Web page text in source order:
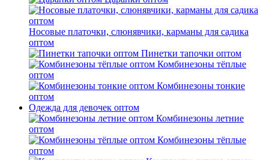
Носовые платочки, слюнявчики, карманы для садика
оптом
Пинетки тапочки оптом
Комбинезоны тёплые
оптом
Комбинезоны тонкие
оптом
Одежда для девочек оптом
Комбинезоны летние
оптом
Комбинезоны тёплые
оптом